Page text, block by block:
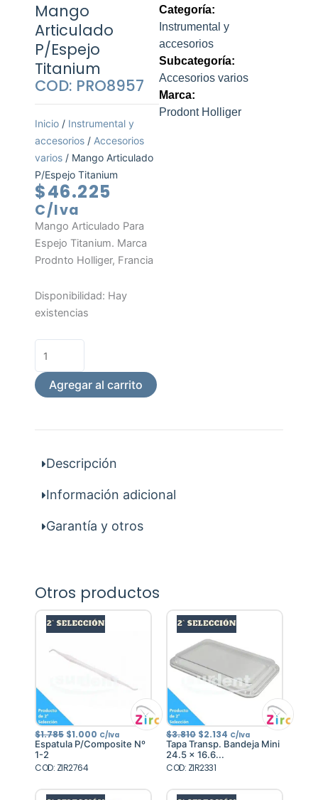
Mango
Articulado
P/Espejo
Titanium
COD: PRO8957
Inicio / Instrumental y
accesorios / Accesorios
varios / Mango Articulado
P/Espejo Titanium
$46.225
C/Iva
Mango Articulado Para
Espejo Titanium. Marca
Prodnto Holliger, Francia
Disponibilidad: Hay
existencias
Mango
Articulado
cantidad
Agregar al carrito
Categoría:
Instrumental y
accesorios
Subcategoría:
Accesorios varios
Marca:
Prodont Holliger
Descripción
Información adicional
Garantía y otros
Otros productos
$1.785 El
precio
original
$1.785.
$1.000 El
precio
actual
C/Iva
Espatula P/Composite Nº
1-2
COD: ZIR2764
$3.810 El
precio
original
era:
$3.810.
$2.134 El
precio
actual
C/Iva
Tapa Transp. Bandeja Mini
24.5 x 16.6...
COD: ZIR2331